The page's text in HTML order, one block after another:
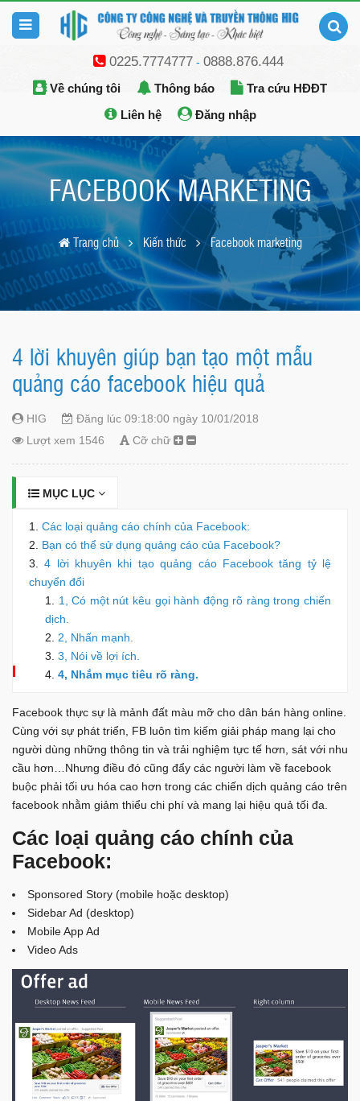
0225.7774777- 0888.876.444
Về chúng tôi Thông báo
Tra cứu HĐĐT
Liên hệ
Đăng nhập
FACEBOOK MARKETING
Trang chủ Kiến thức Facebook marketing
4 lời khuyên giúp bạn tạo một mẫu
quảng cáo facebook hiệu quả
HIG
Đăng lúc 09:18:00 ngày 10/01/2018
Lượt xem 1546
Cỡ chữ
MỤC LỤC
Các loại quảng cáo chính của Facebook:
Bạn có thể sử dụng quảng cáo của Facebook?
4 lời khuyên khi tạo quảng cáo Facebook tăng tỷ lệ
chuyển đổi
1, Có một nút kêu gọi hành động rõ ràng trong chiến
dịch.
2, Nhấn mạnh.
3, Nói về lợi ích.
4, Nhắm mục tiêu rõ ràng.
Facebook thực sự là mảnh đất màu mỡ cho dân bán hàng online.
Cùng với sự phát triển, FB luôn tìm kiếm giải pháp mang lại cho
người dùng những thông tin và trải nghiệm tực tế hơn, sát với nhu
cầu hơn…Nhưng điều đó cũng đẩy các người làm về facebook
buộc phải tối ưu hóa cao hơn trong các chiến dịch quảng cáo trên
facebook nhằm giảm thiểu chi phí và mang lại hiệu quả tối đa.
Các loại quảng cáo chính của
Facebook:
Sponsored Story (mobile hoặc desktop)
Sidebar Ad (desktop)
Mobile App Ad
Video Ads